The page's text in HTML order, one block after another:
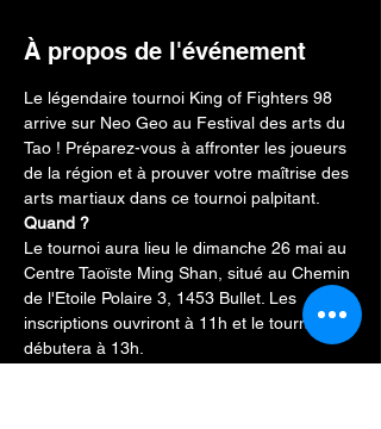
À propos de l'événement
Le légendaire tournoi King of Fighters 98
arrive sur Neo Geo au Festival des arts du
Tao ! Préparez-vous à affronter les joueurs
de la région et à prouver votre maîtrise des
arts martiaux dans ce tournoi palpitant.
Quand ?
Le tournoi aura lieu le dimanche 26 mai au
Centre Taoïste Ming Shan, situé au Chemin
de l'Etoile Polaire 3, 1453 Bullet. Les
inscriptions ouvriront à 11h et le tournoi
débutera à 13h.